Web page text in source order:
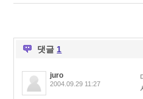
댓글 1
juro
2004.09.29 11:27